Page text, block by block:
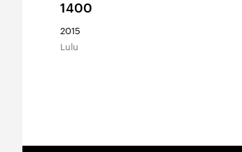
1400
2015
Lulu